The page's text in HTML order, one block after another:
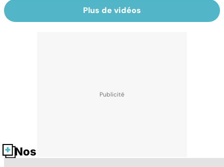
Plus de vidéos
Nos fiches santé